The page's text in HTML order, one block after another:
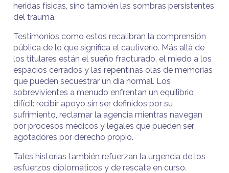
heridas físicas, sino también las sombras persistentes
del trauma.
Testimonios como estos recalibran la comprensión
pública de lo que significa el cautiverio. Más allá de
los titulares están el sueño fracturado, el miedo a los
espacios cerrados y las repentinas olas de memorias
que pueden secuestrar un día normal. Los
sobrevivientes a menudo enfrentan un equilibrio
difícil: recibir apoyo sin ser definidos por su
sufrimiento, reclamar la agencia mientras navegan
por procesos médicos y legales que pueden ser
agotadores por derecho propio.
Tales historias también refuerzan la urgencia de los
esfuerzos diplomáticos y de rescate en curso.